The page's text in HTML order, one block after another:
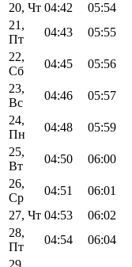
20, Чт 04:42 05:54
21,
Пт
04:43 05:55
22,
Сб
04:45 05:56
23,
Вс
04:46 05:57
24,
Пн
04:48 05:59
25,
Вт
04:50 06:00
26,
Ср
04:51 06:01
27, Чт 04:53 06:02
28,
Пт
04:54 06:04